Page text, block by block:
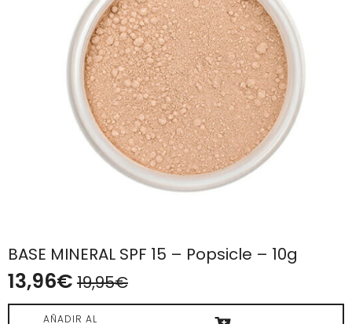
BASE MINERAL SPF 15 – Popsicle – 10g
19,95€
El
precio
13,96€
El
precio
AÑADIR AL